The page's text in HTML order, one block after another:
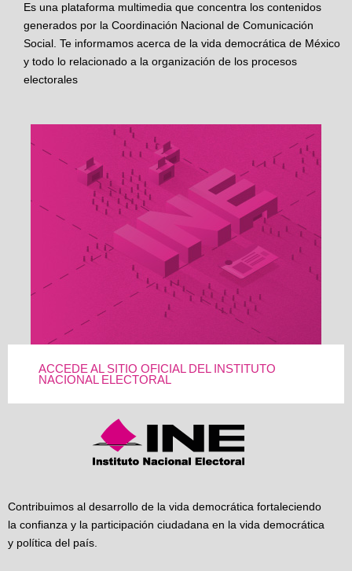
Es una plataforma multimedia que concentra los contenidos
generados por la Coordinación Nacional de Comunicación
Social. Te informamos acerca de la vida democrática de México
y todo lo relacionado a la organización de los procesos
electorales
ACCEDE AL SITIO OFICIAL DEL INSTITUTO
NACIONAL ELECTORAL
Contribuimos al desarrollo de la vida democrática fortaleciendo
la confianza y la participación ciudadana en la vida democrática
y política del país.